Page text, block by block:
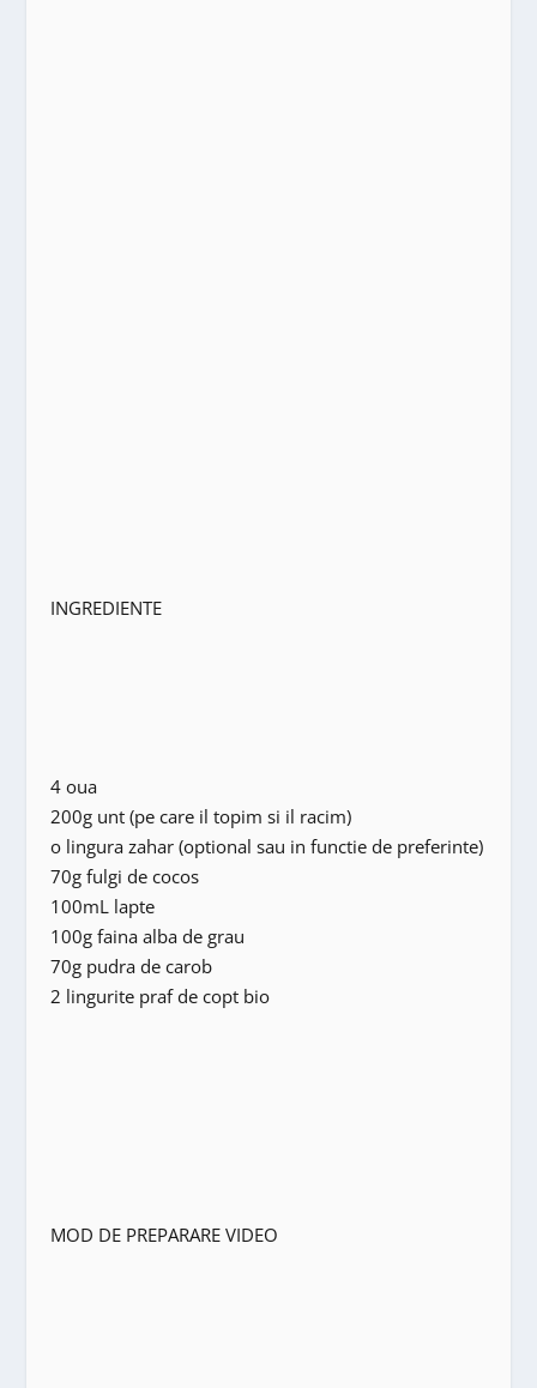
INGREDIENTE
4 oua
200g unt (pe care il topim si il racim)
o lingura zahar (optional sau in functie de preferinte)
70g fulgi de cocos
100mL lapte
100g faina alba de grau
70g pudra de carob
2 lingurite praf de copt bio
MOD DE PREPARARE VIDEO